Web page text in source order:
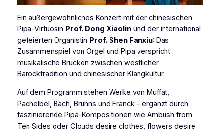
Ein außergewöhnliches Konzert mit der chinesischen
Pipa-Virtuosin Prof. Dong Xiaolinund der international
gefeierten Organistin Prof. Shen Fanxiu: Das
Zusammenspiel von Orgel und Pipa verspricht
musikalische Brücken zwischen westlicher
Barocktradition und chinesischer Klangkultur.
Auf dem Programm stehen Werke von Muffat,
Pachelbel, Bach, Bruhns und Franck – ergänzt durch
faszinierende Pipa-Kompositionen wie Ambush from
Ten Sides oder Clouds desire clothes, flowers desire